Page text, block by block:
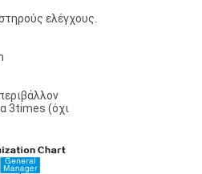
ελέγχους.
3times (όχι